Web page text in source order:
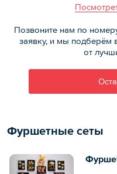
Позвоните нам по
заявку, и мы подберём
от
Фуршетные сеты